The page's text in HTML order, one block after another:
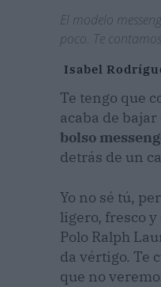
El modelo
poco. Te
Isabel
Te tengo que
acaba de
bolso
detrás de un
Yo no sé tú,
ligero, fresco
Polo Ralph
da vértigo. Te
que no